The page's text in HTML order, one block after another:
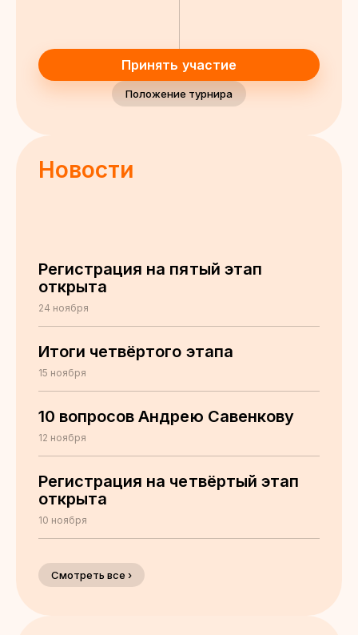
Принять участие
Положение турнира
Новости
Регистрация на пятый этап
открыта
24 ноября
Итоги четвёртого этапа
15 ноября
10 вопросов Андрею Савенкову
12 ноября
Регистрация на четвёртый этап
открыта
10 ноября
Смотреть все ›